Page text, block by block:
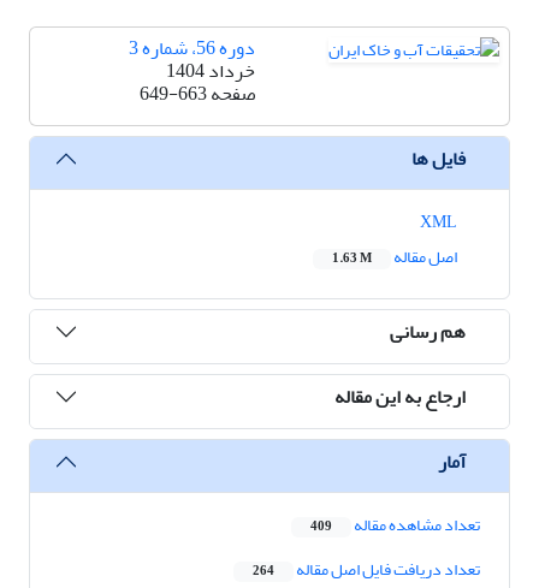
دوره 56، شماره 3
خرداد 1404
صفحه649-663
فایل ها
اصل مقاله
1.63 M
هم رسانی
ارجاع به این مقاله
آمار
تعداد مشاهده مقاله 409
تعداد دریافت فایل اصل مقاله 264